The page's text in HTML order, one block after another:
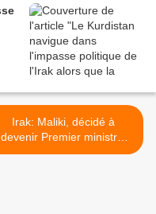
Irak: Maliki, décidé à
devenir Premier ministre,
veut rassurer Washington >